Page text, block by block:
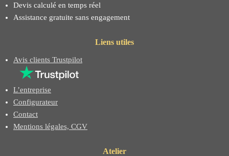
Devis calculé en temps réel
Assistance gratuite sans engagement
Liens utiles
Avis clients Trustpilot
L’entreprise
Configurateur
Contact
Mentions légales, CGV
Atelier